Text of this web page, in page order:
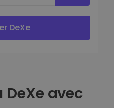
DeXe
avec